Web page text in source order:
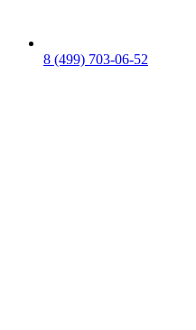
8 (499) 703-06-52